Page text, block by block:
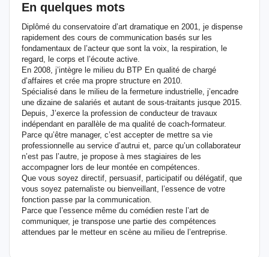
En quelques mots
Diplômé du conservatoire d’art dramatique en 2001, je dispense
rapidement des cours de communication basés sur les
fondamentaux de l’acteur que sont la voix, la respiration, le
regard, le corps et l’écoute active.
En 2008, j’intègre le milieu du BTP En qualité de chargé
d’affaires et crée ma propre structure en 2010.
Spécialisé dans le milieu de la fermeture industrielle, j’encadre
une dizaine de salariés et autant de sous-traitants jusque 2015.
Depuis, J’exerce la profession de conducteur de travaux
indépendant en parallèle de ma qualité de coach-formateur.
Parce qu’être manager, c’est accepter de mettre sa vie
professionnelle au service d’autrui et, parce qu’un collaborateur
n’est pas l’autre, je propose à mes stagiaires de les
accompagner lors de leur montée en compétences.
Que vous soyez directif, persuasif, participatif ou délégatif, que
vous soyez paternaliste ou bienveillant, l’essence de votre
fonction passe par la communication.
Parce que l’essence même du comédien reste l’art de
communiquer, je transpose une partie des compétences
attendues par le metteur en scène au milieu de l’entreprise.